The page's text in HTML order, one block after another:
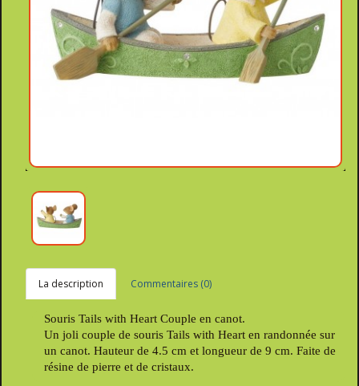
La description Commentaires (0)
Souris Tails with Heart Couple en canot.
Un joli couple de souris Tails with Heart en randonnée sur
un canot. Hauteur de 4.5 cm et longueur de 9 cm. Faite de
résine de pierre et de cristaux.